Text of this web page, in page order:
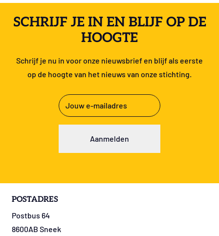
SCHRIJF JE IN EN BLIJF OP DE
HOOGTE
Schrijf je nu in voor onze nieuwsbrief en blijf als eerste
op de hoogte van het nieuws van onze stichting.
mailadres
POSTADRES
Postbus 64
8600AB Sneek